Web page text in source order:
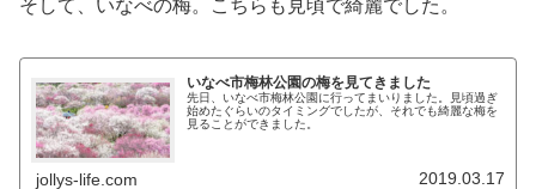
そして、いなべの梅。こちらも見頃で綺麗でした。
いなべ市梅林公園の梅を見てきました
先日、いなべ市梅林公園に行ってまいりました。見頃過ぎ
始めたぐらいのタイミングでしたが、それでも綺麗な梅を
見ることができました。
jollys-life.com 2019.03.17